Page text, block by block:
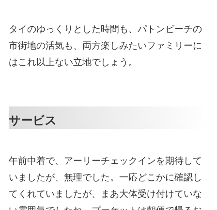
タイのゆっくりとした時間も、パトンビーチの
市街地の活気も、両方楽しみたいファミリーに
はこれ以上ない立地でしょう。
サービス
午前中着で、アーリーチェックインを期待して
いましたが、無理でした。一応どこかに確認し
てくれていましたが、まあ大体受け付けていな